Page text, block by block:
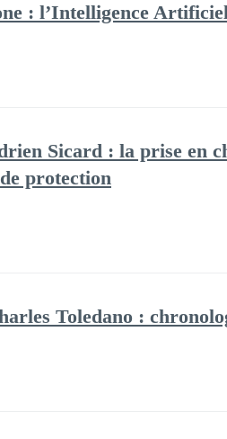
: l’Intelligence
Sicard : la prise en
protection
Toledano :